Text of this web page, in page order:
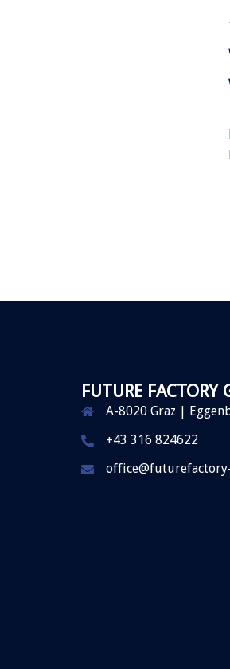
FUTURE FACTORY
A-8020 Graz |
+43 316 824622